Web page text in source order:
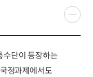
수단이 등장하는
정과제에서도
생활물류 서비스 보